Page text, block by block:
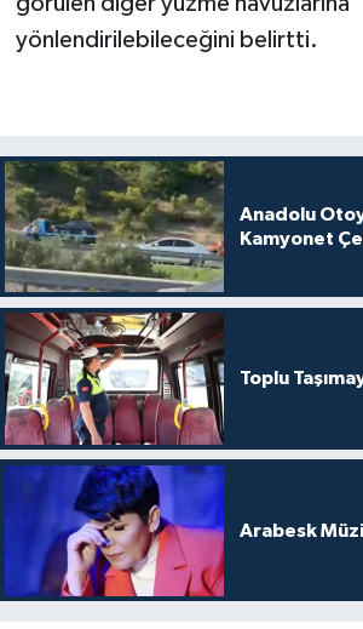
yönlendirilebileceğini belirtti.
Anadolu
Kamyonet
Toplu
Arabesk